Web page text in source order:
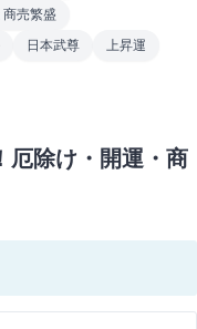
売繁盛
日本武尊
上昇運
厄除け・開運・商